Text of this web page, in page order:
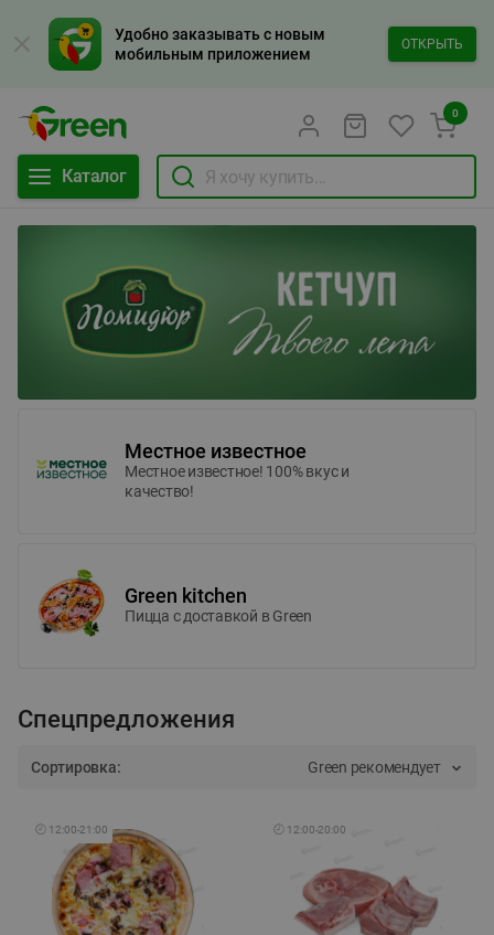
Удобно заказывать с новым
мобильным приложением
ОТКРЫТЬ
Каталог
0
Местное известное
Местное известное! 100% вкус и
качество!
Green kitchen
Пицца c доставкой в Green
Спецпредложения
Сортировка: Green рекомендует
🕘 12:00-21:00 🕘 12:00-20:00